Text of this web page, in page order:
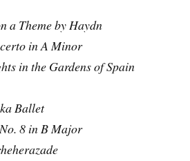
a Theme by Haydn
in A Minor
in the Gardens of Spain
Ballet
8 in B Major